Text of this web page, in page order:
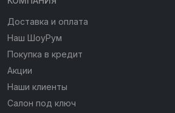
Доставка и оплата
Наш ШоуРум
Покупка в кредит
Акции
Наши клиенты
Салон под ключ